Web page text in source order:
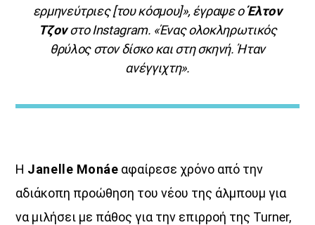
ερμηνεύτριες [του κόσμου]», έγραψε οΈλτον
Τζονστο Instagram. «Ένας ολοκληρωτικός
θρύλος στον δίσκο και στη σκηνή. Ήταν
ανέγγιχτη».
Η Janelle Monáe αφαίρεσε χρόνο από την
αδιάκοπη προώθηση του νέου της άλμπουμ για
να μιλήσει με πάθος για την επιρροή της Turner,